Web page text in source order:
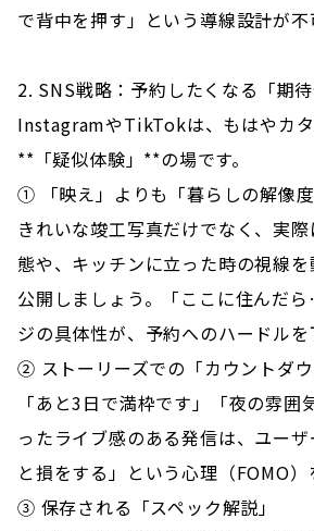
で背中を押す」という導線設計が不
2. SNS戦略：予約したくなる「期
InstagramやTikTokは、もはやカタ
**「疑似体験」**の場です。
① 「映え」よりも「暮らしの解像度
きれいな竣工写真だけでなく、実
態や、キッチンに立った時の視線
公開しましょう。「ここに住んだ
ジの具体性が、予約へのハードルを
② ストーリーズでの「カウントダウ
「あと3日で満枠です」「夜の雰囲
ったライブ感のある発信は、ユー
と損をする」という心理（FOMO）
③ 保存される「スペック解説」